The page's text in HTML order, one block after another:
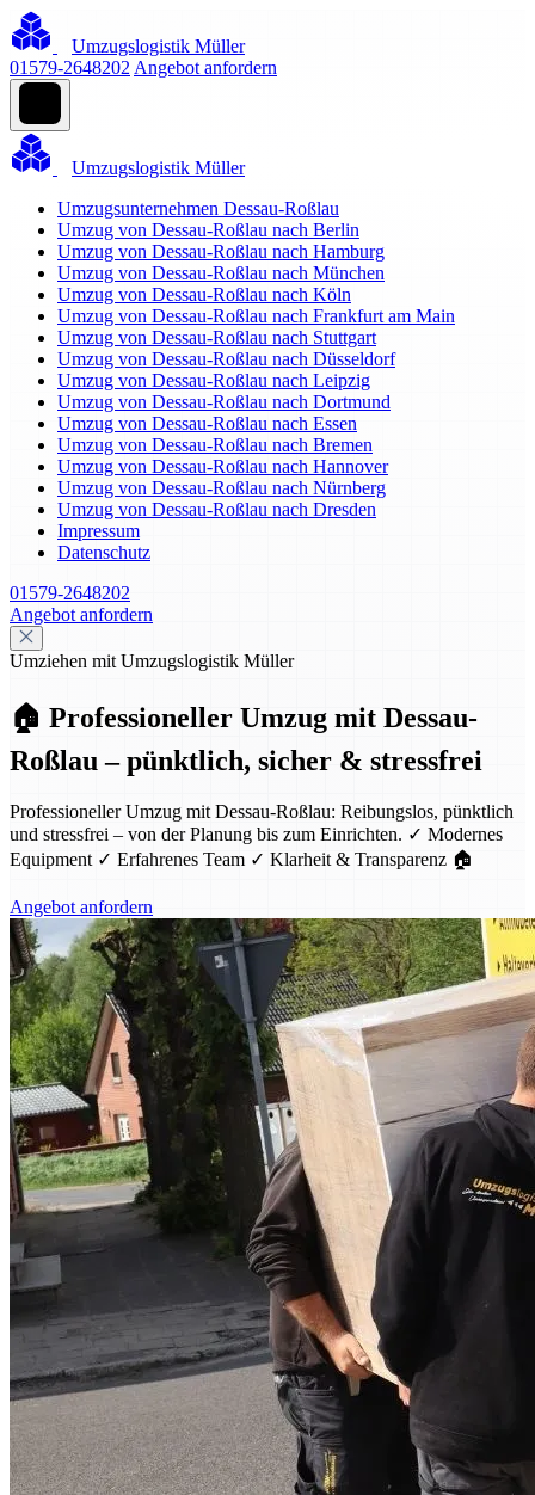
Umzugslogistik Müller
01579-2648202 Angebot anfordern
Umzugslogistik Müller
Umzugsunternehmen Dessau-Roßlau
Umzug von Dessau-Roßlau nach Berlin
Umzug von Dessau-Roßlau nach Hamburg
Umzug von Dessau-Roßlau nach München
Umzug von Dessau-Roßlau nach Köln
Umzug von Dessau-Roßlau nach Frankfurt am Main
Umzug von Dessau-Roßlau nach Stuttgart
Umzug von Dessau-Roßlau nach Düsseldorf
Umzug von Dessau-Roßlau nach Leipzig
Umzug von Dessau-Roßlau nach Dortmund
Umzug von Dessau-Roßlau nach Essen
Umzug von Dessau-Roßlau nach Bremen
Umzug von Dessau-Roßlau nach Hannover
Umzug von Dessau-Roßlau nach Nürnberg
Umzug von Dessau-Roßlau nach Dresden
Impressum
Datenschutz
01579-2648202
Angebot anfordern
Umziehen mit Umzugslogistik Müller
🏠 Professioneller Umzug mit Dessau-
Roßlau – pünktlich, sicher & stressfrei
Professioneller Umzug mit Dessau-Roßlau: Reibungslos, pünktlich
und stressfrei – von der Planung bis zum Einrichten. ✓ Modernes
Equipment ✓ Erfahrenes Team ✓ Klarheit & Transparenz 🏠
Angebot anfordern